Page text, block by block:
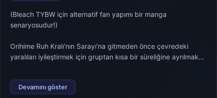
(Bleach TYBW için alternatif fan yapımı bir manga
senaryosudur!)
Orihime Ruh Kralı’nın Sarayı’na gitmeden önce çevredeki
yaralıları iyileştirmek için gruptan kısa bir süreliğine ayrılmak
olan Gigi’yle beraber onun tarafından zombi bir köleye
dönüştürülmüş Bambietta ile karşılaşır ve olaylar çok farklı bir
Devamını göster